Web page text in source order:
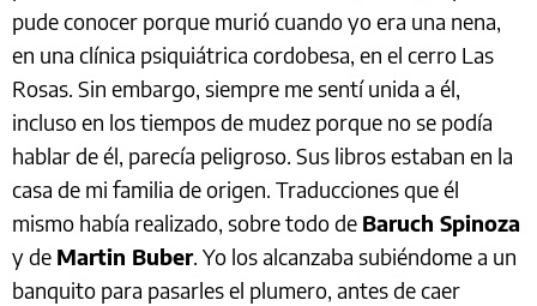
pude conocer porque murió cuando yo era una nena,
en una clínica psiquiátrica cordobesa, en el cerro Las
Rosas. Sin embargo, siempre me sentí unida a él,
incluso en los tiempos de mudez porque no se podía
hablar de él, parecía peligroso. Sus libros estaban en la
casa de mi familia de origen. Traducciones que él
mismo había realizado, sobre todo de Baruch Spinoza
y de Martin Buber. Yo los alcanzaba subiéndome a un
banquito para pasarles el plumero, antes de caer